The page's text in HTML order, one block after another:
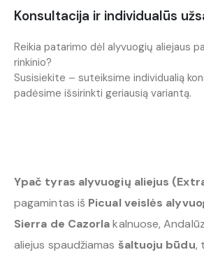
Konsultacija ir individualūs
Reikia patarimo dėl alyvuogių aliejaus
rinkinio?
Susisiekite – suteiksime individualią
padėsime išsirinkti geriausią variantą.
Ypač tyras alyvuogių aliejus
pagamintas iš Picual veislės
Sierra de Cazorlakalnuose,
aliejus spaudžiamas šaltuoju būdu,